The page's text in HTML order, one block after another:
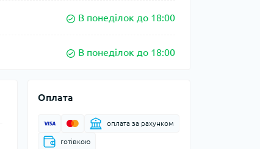
В понеділок до 18:00
В понеділок до 18:00
Оплата
оплата за рахунком
готівкою